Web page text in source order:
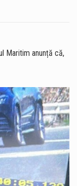
Maritim anunță că,